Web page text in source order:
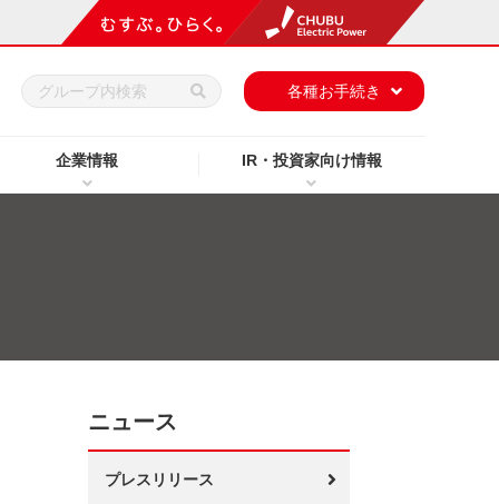
企業情報 IR・投資家向け情報
各種お手続き
ニュース
プレスリリース